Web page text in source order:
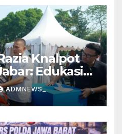
Knalpot
Edukasi
Ganti
ADMNEWS_